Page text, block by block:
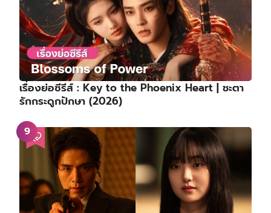
เรื่องย่อซีรีส์ : Key to the Phoenix Heart | ชะตา
รักกระดูกปักษา (2026)